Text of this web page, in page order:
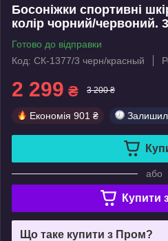
Босоніжки спортивні
колір чорний/червоний.
Готово до відправки
Код: СК-1377/3 черн/красный
2 299 ₴ 3 200 ₴
Економія 901 ₴
або
Купити
Що таке купити з Пром?